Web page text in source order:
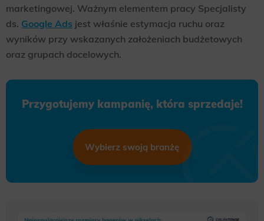
marketingowej. Ważnym elementem pracy Specjalisty
ds. Google Ads jest właśnie estymacja ruchu oraz
wyników przy wskazanych założeniach budżetowych
oraz grupach docelowych.
Przygotujemy kampanię, która sprzedaje!
Wybierz swoją branżę